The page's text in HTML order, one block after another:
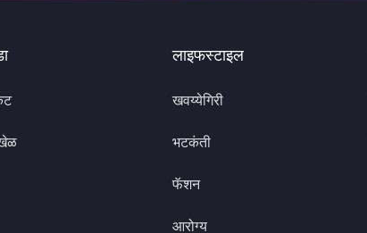
लाइफस्टाइल
खवय्येगिरी
भटकंती
फॅशन
आरोग्य